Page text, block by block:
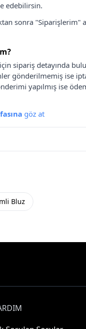
edebilirsin.
sonra
sipariş detayında
gönderilmemiş ise
yapılmış ise
göz at
Bluz